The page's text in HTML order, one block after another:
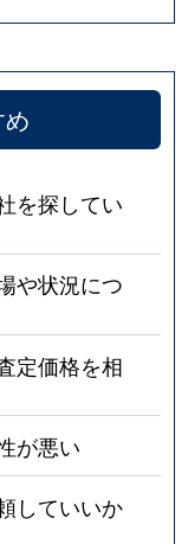
を探してい
や状況につ
定価格を相
が悪い
していいか